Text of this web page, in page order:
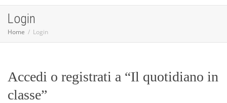
Login
Home Login
Accedi o registrati a “Il quotidiano in
classe”